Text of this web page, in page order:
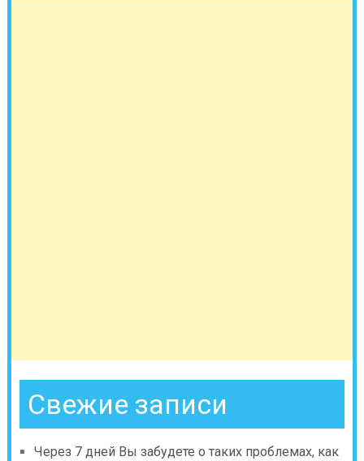
Свежие записи
Через 7 дней Вы забудете о таких проблемах, как